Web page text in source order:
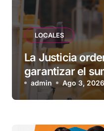
LOCALES
La Justicia
garantizar el
una familia de
admin Ago 3, 2026